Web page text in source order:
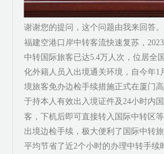
谢谢您的提问，这个问题由我来回答
福建空港口岸中转客流快速复苏，
中转国际旅客已达5.4万人次，位居全
化外籍人员入出境通关环境，自今年1
境旅客免办边检手续措施正式在厦门
于持本人有效出入境证件及24小时内
客，下机后即可直接转入国际中转区
出境边检手续，极大便利了国际中转
平均节省了近2个小时的办理中转手续